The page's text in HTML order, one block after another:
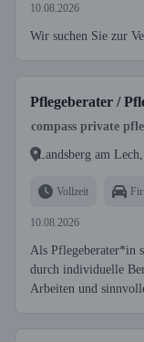
10.08.2026
Wir suchen Sie zur
Pflegeberater /
compass private
Landsberg am
Vollzeit
10.08.2026
Als Pflegeberater*in
durch individuelle
Arbeiten und